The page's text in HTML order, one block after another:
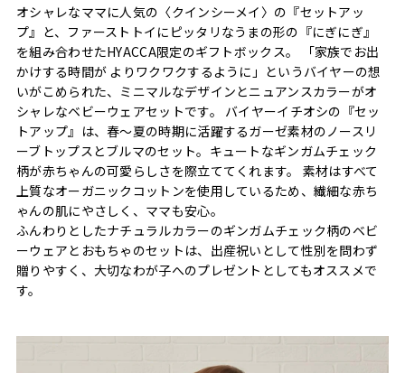
オシャレなママに人気の〈クインシーメイ〉の『セットアッ
プ』と、ファーストトイにピッタリなうまの形の『にぎにぎ』
を組み合わせたHYACCA限定のギフトボックス。 「家族でお出
かけする時間が よりワクワクするように」というバイヤーの想
いがこめられた、ミニマルなデザインとニュアンスカラーがオ
シャレなベビーウェアセットです。 バイヤーイチオシの『セッ
トアップ』は、春～夏の時期に活躍するガーゼ素材のノースリ
ーブトップスとブルマのセット。キュートなギンガムチェック
柄が赤ちゃんの可愛らしさを際立ててくれます。 素材はすべて
上質なオーガニックコットンを使用しているため、繊細な赤ち
ゃんの肌にやさしく、ママも安心。
ふんわりとしたナチュラルカラーのギンガムチェック柄のベビ
ーウェアとおもちゃのセットは、出産祝いとして性別を問わず
贈りやすく、大切なわが子へのプレゼントとしてもオススメで
す。